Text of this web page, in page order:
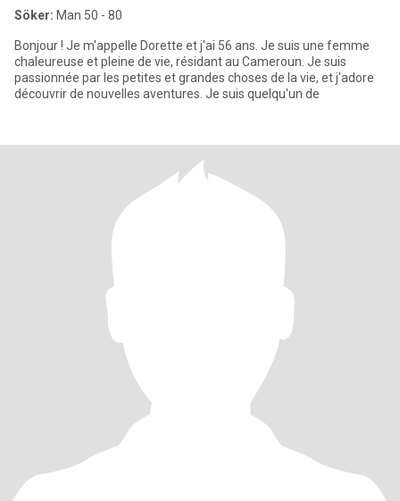
Söker: Man 50 - 80
Bonjour ! Je m'appelle Dorette et j'ai 56 ans. Je suis une femme
chaleureuse et pleine de vie, résidant au Cameroun. Je suis
passionnée par les petites et grandes choses de la vie, et j'adore
découvrir de nouvelles aventures. Je suis quelqu'un de